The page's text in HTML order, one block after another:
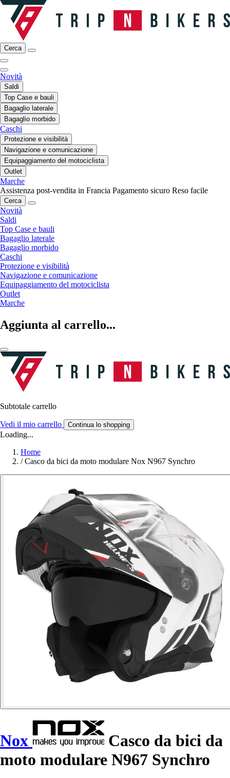
Cerca
Novità
Saldi
Top Case e bauli
Bagaglio laterale
Bagaglio morbido
Caschi
Protezione e visibilità
Navigazione e comunicazione
Equipaggiamento del motociclista
Outlet
Marche
Assistenza post-vendita in Francia Pagamento sicuro Reso facile
Cerca
Novità
Saldi
Top Case e bauli
Bagaglio laterale
Bagaglio morbido
Caschi
Protezione e visibilità
Navigazione e comunicazione
Equipaggiamento del motociclista
Outlet
Marche
Aggiunta al carrello...
Subtotale carrello
Vedi il mio carrello Continua lo shopping
Loading...
Home
/ Casco da bici da moto modulare Nox N967 Synchro
Nox
Casco da bici da
moto modulare N967 Synchro